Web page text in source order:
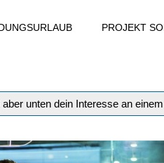
PROJEKT
unten dein Interesse an